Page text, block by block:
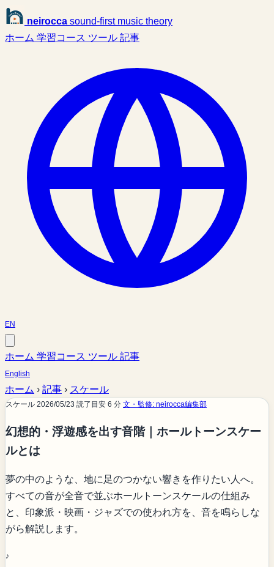
neirocca sound-first music theory
ホーム 学習コース ツール 記事
EN
ホーム 学習コース ツール 記事
English
ホーム › 記事 › スケール
スケール 2026/05/23 読了目安 6 分 文・監修: neirocca編集部
幻想的・浮遊感を出す音階｜ホールトーンスケー
ルとは
夢の中のような、地に足のつかない響きを作りたい人へ。
すべての音が全音で並ぶホールトーンスケールの仕組み
と、印象派・映画・ジャズでの使われ方を、音を鳴らしな
がら解説します。
♪